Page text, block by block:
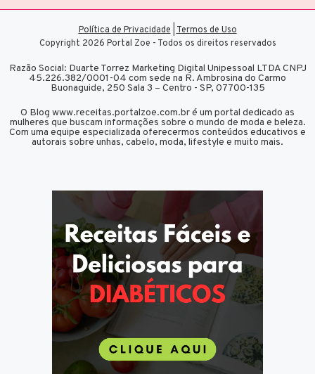
Política de Privacidade
Termos de Uso
Copyright 2026 Portal Zoe - Todos os direitos reservados
Razão Social: Duarte Torrez Marketing Digital Unipessoal LTDA CNPJ
45.226.382/0001-04 com sede na R. Ambrosina do Carmo
Buonaguide, 250 Sala 3 – Centro - SP, 07700-135
O Blog www.receitas.portalzoe.com.br é um portal dedicado as
mulheres que buscam informações sobre o mundo de moda e beleza.
Com uma equipe especializada oferecermos conteúdos educativos e
autorais sobre unhas, cabelo, moda, lifestyle e muito mais.